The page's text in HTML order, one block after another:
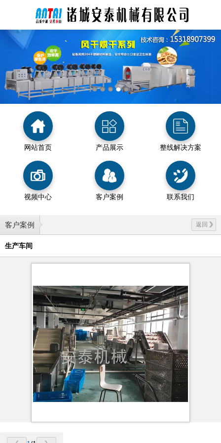
网站首页 产品展示 整线解决方案
视频中心 客户案例 联系我们
客户案例 返回
生产车间